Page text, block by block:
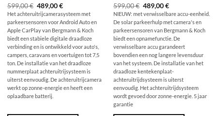
599,00€ Oorspronkelijke
prijs
was:
599,00 €
489,00€De
huidige
prijs
is:
489,00
€.
Het achteruitrijcamerasysteem met
parkeersensoren voor Android Auto en
Apple CarPlay van Bergmann & Koch
biedt een stabiele digitale draadloze
verbinding en is ontwikkeld voor auto's,
campers, caravans en voertuigen tot 7,5
ton. De installatie van het draadloze
nummerplaat achteruitrijsysteem is
uiterst eenvoudig. De achteruitrijcamera
werkt op zonne-energie en heeft een
oplaadbare batterij.
599,00€ Oorspronkelijke
prijs
was:
599,00 €
489,00€De
huidige
prijs
is:
489,00
€.
NIEUW: met verwisselbare accu-eenheid.
De solar parkeerhulp met camera's en
parkeersensoren van Bergmann & Koch
biedt een opnamefunctie. De
verwisselbare accu garandeert
bovendien een nog langere levensduur
van het systeem. De installatie van het
draadloze kentekenplaat-
achteruitrijdsysteem is uiterst
eenvoudig. Het achteruitrijdsysteem
wordt gevoed door zonne-energie. 5 jaar
garantie